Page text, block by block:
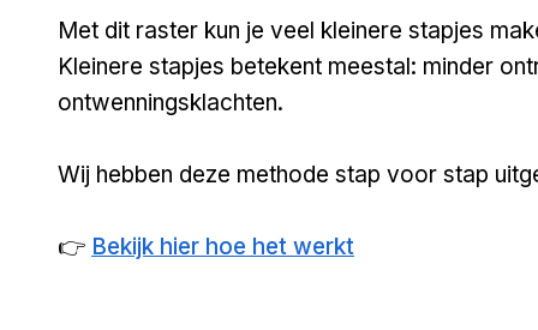
Met dit raster kun je veel kleinere stapjes
Kleinere stapjes betekent meestal: minder
ontwenningsklachten.
Wij hebben deze methode stap voor stap
👉 Bekijk hier hoe het werkt